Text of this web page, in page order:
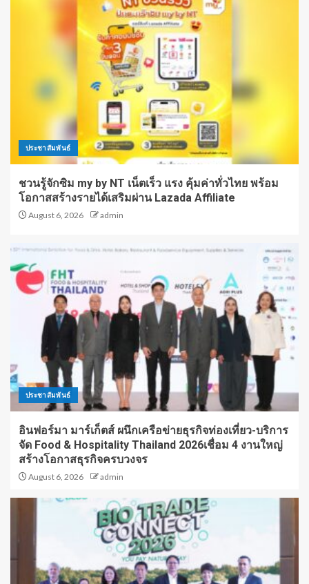
ประชาสัมพันธ์
ชวนรู้จักซิม my by NT เน็ตเร็ว แรง คุ้มค่าทั่วไทย พร้อม
โอกาสสร้างรายได้เสริมผ่าน Lazada Affiliate
August 6, 2026 admin
ประชาสัมพันธ์
อินฟอร์มา มาร์เก็ตส์ ผนึกเครือข่ายธุรกิจท่องเที่ยว-บริการ
จัด Food & Hospitality Thailand 2026เชื่อม 4 งานใหญ่
สร้างโอกาสธุรกิจครบวงจร
August 6, 2026 admin